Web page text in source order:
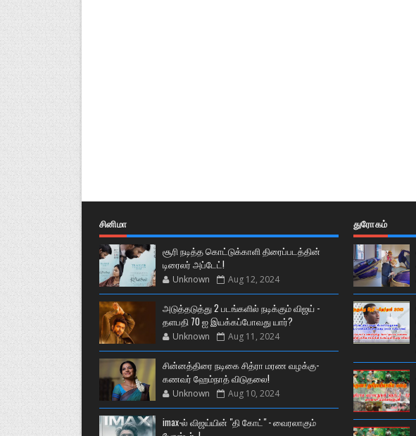
சினிமா
சூரி நடித்த கொட்டுக்காளி திரைப்படத்தின்
டிரைலர் அப்டேட்!
Unknown Aug 12, 2024
அடுத்தடுத்து 2 படங்களில் நடிக்கும் விஜய் -
தளபதி 70 ஐ இயக்கப்போவது யார்?
Unknown Aug 11, 2024
சின்னத்திரை நடிகை சித்ரா மரண வழக்கு-
கணவர் ஹேம்நாத் விடுதலை!
Unknown Aug 10, 2024
imax-ல் விஜய்யின் "தி கோட்" - வைரலாகும்
துரோகம்